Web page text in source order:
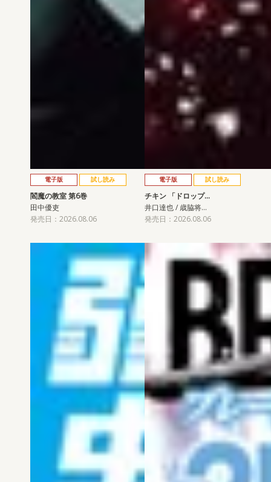
電子版 試し読み
閻魔の教室 第6巻
田中優吏
発売日：2026.08.06
電子版 試し読み
チキン 「ドロップ…
井口達也 / 歳脇将…
発売日：2026.08.06